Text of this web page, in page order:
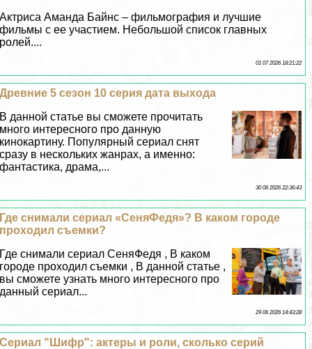
Актриса Амaнда Байнс – фильмография и лучшие
фильмы с ее участием. Небольшой список главных
ролей....
01 07 2026 18:21:22
Древние 5 сезон 10 серия дата выхода
В данной статье вы сможете прочитать
много интересного про данную
кинокартину. Популярный сериал снят
сразу в нескольких жанрах, а именно:
фантастика, драма,...
30 06 2026 22:36:43
Где снимали сериал «СеняФедя»? В каком городе
проходил съемки?
Где снимали сериал СеняФедя , В каком
городе проходил съемки , В данной статье ,
вы сможете узнать много интересного про
данный сериал...
29 06 2026 14:43:28
Сериал "Шифр": актеры и роли, сколько серий